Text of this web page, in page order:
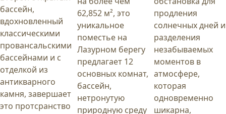
бассейн,
вдохновленный
классическими
провансальскими
бассейнами и с
отделкой из
антикварного
камня, завершает
это протсранство
62,852 м², это
уникальное
поместье на
Лазурном берегу
предлагает 12
основных комнат,
бассейн,
нетронутую
природную среду
продления
солнечных дней и
разделения
незабываемых
моментов в
атмосфере,
которая
одновременно
шикарна,